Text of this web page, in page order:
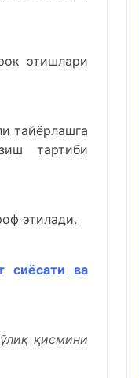
этишлари
тайёрлашга
тартиби
этилади.
сиёсати ва
қисмини